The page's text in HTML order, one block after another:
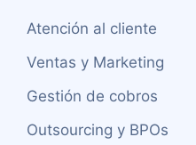
Atención al cliente
Ventas y Marketing
Gestión de cobros
Outsourcing y BPOs